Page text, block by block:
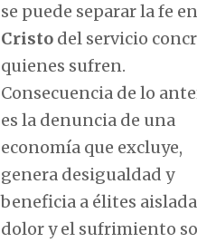
se puede separar la fe en
Cristo del servicio
quienes sufren.
Consecuencia de lo
es la denuncia de una
economía que excluye,
genera desigualdad y
beneficia a élites
dolor y el sufrimiento